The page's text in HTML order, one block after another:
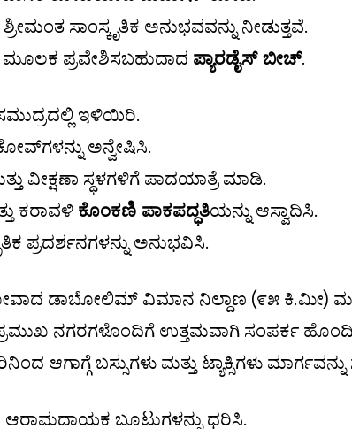
ಸಾಂಸ್ಕೃತಿಕ ಅನುಭವವನ್ನು ನೀಡುತ್ತವೆ.
ಪ್ರವೇಶಿಸಬಹುದಾದ ಪ್ಯಾರಡೈಸ್ ಬೀಚ್.
ಇಳಿಯಿರಿ.
ಅನ್ವೇಷಿಸಿ.
ವೀಕ್ಷಣಾ ಸ್ಥಳಗಳಿಗೆ ಪಾದಯಾತ್ರೆ ಮಾಡಿ.
ಕರಾವಳಿ ಕೊಂಕಣಿ ಪಾಕಪದ್ಧತಿಯನ್ನು ಆಸ್ವಾದಿಸಿ.
ಪ್ರದರ್ಶನಗಳನ್ನು ಅನುಭವಿಸಿ.
ಡಾಬೋಲಿಮ್ ವಿಮಾನ ನಿಲ್ದಾಣ (೯೫ ಕಿ.ಮೀ)
ನಗರಗಳೊಂದಿಗೆ ಉತ್ತಮವಾಗಿ ಸಂಪರ್ಕ
ಆಗಾಗ್ಗೆ ಬಸ್ಸುಗಳು ಮತ್ತು ಟ್ಯಾಕ್ಸಿಗಳು
ಆರಾಮದಾಯಕ ಬೂಟುಗಳನ್ನು ಧರಿಸಿ.